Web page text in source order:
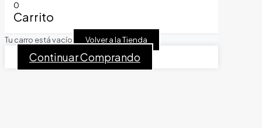
0
Carrito
Tu carro está vacío Volver a la Tienda
Continuar Comprando